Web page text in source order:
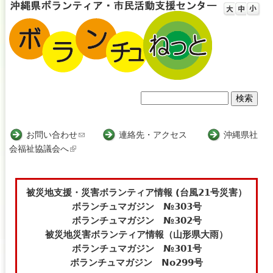
Jump to navigation
索
ォ
ー
ム
お問い合わせ(
n
k
s
e
n
d
s
連絡先・アクセス
沖縄県社
会福祉協議会へ(
i
n
k
s
e
x
被災地支援・災害ボランティア情報 (台風21号災害）
ボランチュマガジン №303号
ボランチュマガジン №302号
被災地災害ボランティア情報（山形県大雨）
ボランチュマガジン №301号
ボランチュマガジン No299号